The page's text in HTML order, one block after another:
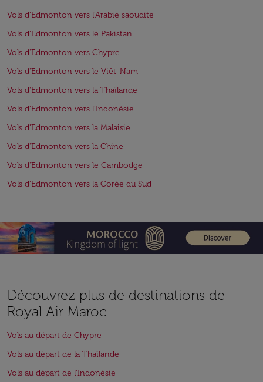
Vols d'Edmonton vers l'Arabie saoudite
Vols d'Edmonton vers le Pakistan
Vols d'Edmonton vers Chypre
Vols d'Edmonton vers le Viêt-Nam
Vols d'Edmonton vers la Thaïlande
Vols d'Edmonton vers l'Indonésie
Vols d'Edmonton vers la Malaisie
Vols d'Edmonton vers la Chine
Vols d'Edmonton vers le Cambodge
Vols d'Edmonton vers la Corée du Sud
Découvrez plus de destinations de
Royal Air Maroc
Vols au départ de Chypre
Vols au départ de la Thaïlande
Vols au départ de l'Indonésie